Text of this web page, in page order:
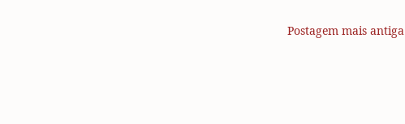
Postagem mais antiga